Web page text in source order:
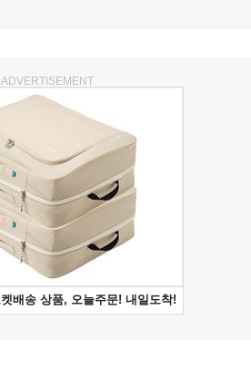
ADVERTISEMENT